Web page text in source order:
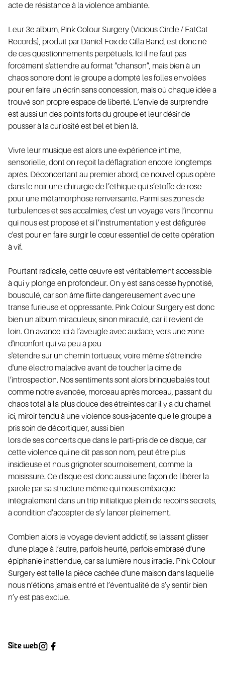
acte de résistance à la violence ambiante.
Leur 3e album, Pink Colour Surgery (Vicious Circle / FatCat
Records), produit par Daniel Fox de Gilla Band, est donc né
de ces questionnements perpétuels. Ici il ne faut pas
forcément s'attendre au format “chanson”, mais bien à un
chaos sonore dont le groupe a dompté les folles envolées
pour en faire un écrin sans concession, mais où chaque idée a
trouvé son propre espace de liberté. L’envie de surprendre
est aussi un des points forts du groupe et leur désir de
pousser à la curiosité est bel et bien là.
Vivre leur musique est alors une expérience intime,
sensorielle, dont on reçoit la déflagration encore longtemps
après. Déconcertant au premier abord, ce nouvel opus opère
dans le noir une chirurgie de l’éthique qui s’étoffe de rose
pour une métamorphose renversante. Parmi ses zones de
turbulences et ses accalmies, c’est un voyage vers l’inconnu
qui nous est proposé et si l’instrumentation y est défigurée
c'est pour en faire surgir le cœur essentiel de cette opération
à vif.
Pourtant radicale, cette œuvre est véritablement accessible
à qui y plonge en profondeur. On y est sans cesse hypnotisé,
bousculé, car son âme flirte dangereusement avec une
transe furieuse et oppressante. Pink Colour Surgery est donc
bien un album miraculeux, sinon miraculé, car il revient de
loin. On avance ici à l’aveugle avec audace, vers une zone
d'inconfort qui va peu à peu
s'étendre sur un chemin tortueux, voire même s'étreindre
d'une électro maladive avant de toucher la cime de
l’introspection. Nos sentiments sont alors brinquebalés tout
comme notre avancée, morceau après morceau, passant du
chaos total à la plus douce des étreintes car il y a du charnel
ici, miroir tendu à une violence sous-jacente que le groupe a
pris soin de décortiquer, aussi bien
lors de ses concerts que dans le parti-pris de ce disque, car
cette violence qui ne dit pas son nom, peut être plus
insidieuse et nous grignoter sournoisement, comme la
moisissure. Ce disque est donc aussi une façon de libérer la
parole par sa structure même qui nous embarque
intégralement dans un trip initiatique plein de recoins secrets,
à condition d’accepter de s’y lancer pleinement.
Combien alors le voyage devient addictif, se laissant glisser
d'une plage à l’autre, parfois heurté, parfois embrasé d’une
épiphanie inattendue, car sa lumière nous irradie. Pink Colour
Surgery est telle la pièce cachée d'une maison dans laquelle
nous n’étions jamais entré et l’éventualité de s’y sentir bien
n’y est pas exclue.
Site web